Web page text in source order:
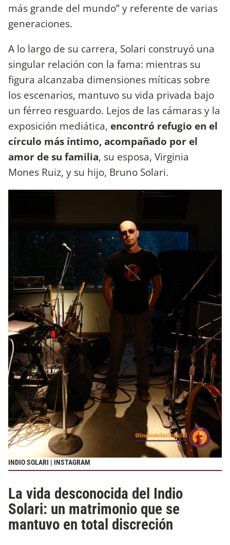
más grande del mundo” y referente de varias
generaciones.
A lo largo de su carrera, Solari construyó una
singular relación con la fama: mientras su
figura alcanzaba dimensiones míticas sobre
los escenarios, mantuvo su vida privada bajo
un férreo resguardo. Lejos de las cámaras y la
exposición mediática, encontró refugio en el
círculo más íntimo, acompañado por el
amor de su familia, su esposa, Virginia
Mones Ruiz, y su hijo, Bruno Solari.
INDIO SOLARI | INSTAGRAM
La vida desconocida del Indio
Solari: un matrimonio que se
mantuvo en total discreción